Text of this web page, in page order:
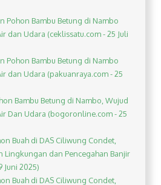
Pohon Bambu Betung di Nambo
dan Udara (ceklissatu.com - 25 Juli
Pohon Bambu Betung di Nambo
dan Udara (pakuanraya.com - 25
Bambu Betung di Nambo, Wujud
Dan Udara (bogoronline.com - 25
Buah di DAS Ciliwung Condet,
Lingkungan dan Pencegahan Banjir
Juni 2025)
Buah di DAS Ciliwung Condet,